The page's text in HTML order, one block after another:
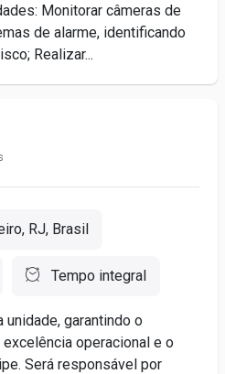
Monitorar câmeras de
de alarme, identificando
Realizar...
RJ, Brasil
Tempo integral
unidade, garantindo o
operacional e o
Será responsável por